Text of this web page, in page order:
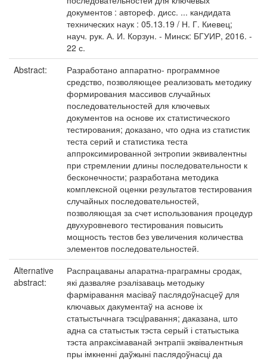
документов : автореф. дисс. ... кандидата
технических наук : 05.13.19 / Н. Г. Киевец;
науч. рук. А. И. Корзун. - Минск: БГУИР, 2016. -
22 с.
Abstract:
Разработано аппаратно- программное
средство, позволяющее реализовать методику
формирования массивов случайных
последовательностей для ключевых
документов на основе их статистического
тестирования; доказано, что одна из статистик
теста серий и статистика теста
аппроксимированной энтропии эквивалентны
при стремлении длины последовательности к
бесконечности; разработана методика
комплексной оценки результатов тестирования
случайных последовательностей,
позволяющая за счет использования процедур
двухуровневого тестирования повысить
мощность тестов без увеличения количества
элементов последовательностей.
Alternative
abstract:
Распрацаваны апаратна-праграмны сродак,
які дазваляе рэалізаваць методыку
фарміравання масіваў паслядоўнасцеў для
ключавых дакументаў на аснове іх
статыстычнага тэсцiравання; даказана, што
адна са статыстык тэста серый і статыстыка
тэста апраксімаванай энтрапіі эквівалентныя
пры імкненні даўжыні паслядоўнасці да